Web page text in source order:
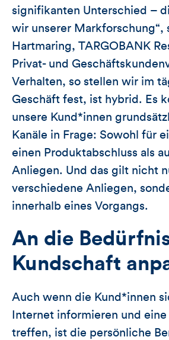
signifikanten Unterschied –
wir unserer Markforschung“,
Hartmaring, TARGOBANK
Privat- und
Verhalten, so stellen wir im
Geschäft fest, ist hybrid. Es
unsere Kund*innen
Kanäle in Frage: Sowohl für
einen Produktabschluss als
Anliegen. Und das gilt nicht
verschiedene Anliegen,
innerhalb eines Vorgangs.
An die
Kundschaft
Auch wenn die Kund*innen
Internet informieren und eine
treffen, ist die persönliche